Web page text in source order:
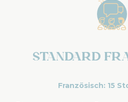
Standard
Französisch: 15